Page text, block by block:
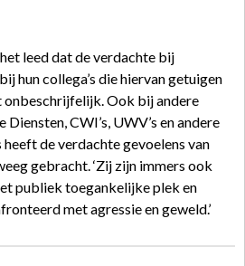
leed dat de verdachte bij
hun collega’s die hiervan getuigen
onbeschrijfelijk. Ook bij andere
CWI’s, UWV’s en andere
de verdachte gevoelens van
gebracht. ‘Zij zijn immers ook
publiek toegankelijke plek en
met agressie en geweld.’